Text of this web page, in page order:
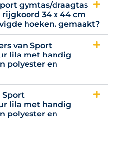
gymtas/draagtas
34 x 44 cm
hoeken. gemaakt?
van Sport
lila met handig
polyester en
Sport
lila met handig
polyester en